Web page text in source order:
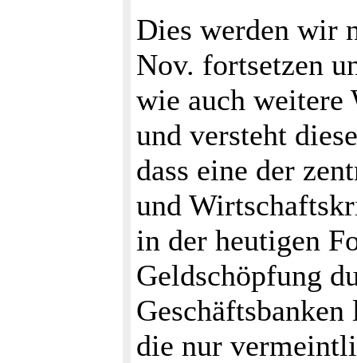
Dies werden wir
Nov. fortsetzen
wie auch weitere
und versteht
dass eine der
und
in der heutigen
Geldschöpfung
die nur